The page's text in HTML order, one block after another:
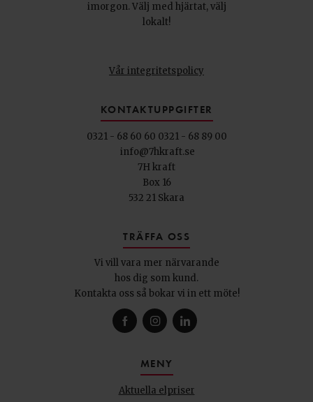
imorgon. Välj med hjärtat, välj
lokalt!
Vår integritetspolicy
KONTAKTUPPGIFTER
0321 - 68 60 60 0321 - 68 89 00
info@7hkraft.se
7H kraft
Box 16
532 21 Skara
TRÄFFA OSS
Vi vill vara mer närvarande
hos dig som kund.
Kontakta oss så bokar vi in ett möte!
MENY
Aktuella elpriser